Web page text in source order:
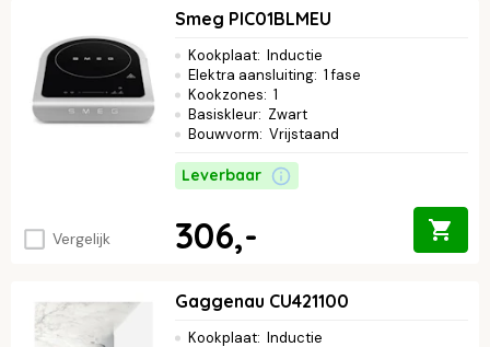
Vergelijk
Smeg PIC01BLMEU
Kookplaat: Inductie
Elektra aansluiting: 1 fase
Kookzones: 1
Basiskleur: Zwart
Bouwvorm: Vrijstaand
Leverbaar
306,-
Gaggenau CU421100
Kookplaat: Inductie